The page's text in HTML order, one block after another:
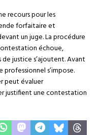
recours pour les
forfaitaire et
un juge. La procédure
échoue,
justice s’ajoutent. Avant
s’impose.
peut évaluer
justifient une contestation